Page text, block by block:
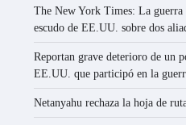
The New York Times: La
escudo de EE.UU. sobre dos
Reportan grave deterioro de un
EE.UU. que participó en la
Netanyahu rechaza la hoja de